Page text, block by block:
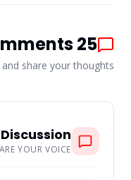
25
share your thoughts
YOUR VOICE